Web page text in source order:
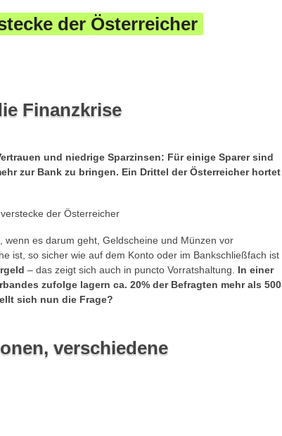
der Österreicher
Finanzkrise
und niedrige Sparzinsen: Für einige Sparer sind
zur Bank zu bringen. Ein Drittel der Österreicher hortet
es darum geht, Geldscheine und Münzen vor
ist, so sicher wie auf dem Konto oder im Bankschließfach ist
– das zeigt sich auch in puncto Vorratshaltung. In einer
zufolge lagern ca. 20% der Befragten mehr als 500
sich nun die Frage?
verschiedene